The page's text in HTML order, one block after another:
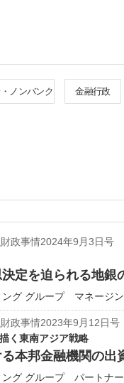
ノンバンク 金融行政
政事情2024年9月3日号
定を迫られる地銀
ング グループ マネージ
政事情2023年9月12日号
く東南アジア戦略
本邦金融機関の出
ング グループ パートナ